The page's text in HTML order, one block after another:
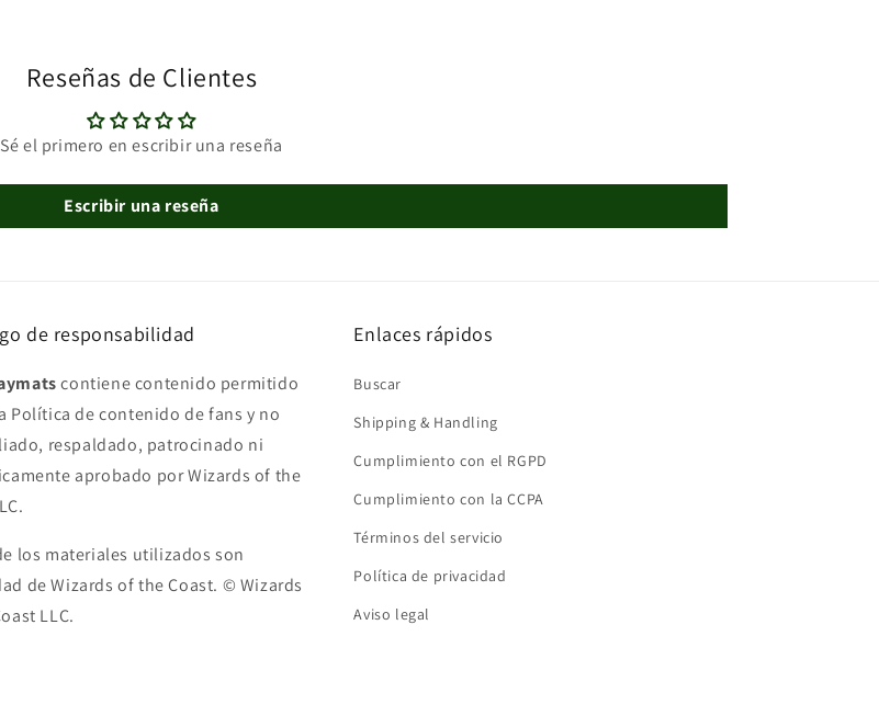
Reseñas de Clientes
Sé el primero en escribir una reseña
Escribir una reseña
de responsabilidad
contiene contenido permitido
Política de contenido de fans y no
respaldado, patrocinado ni
aprobado por Wizards of the
los materiales utilizados son
de Wizards of the Coast. © Wizards
LLC.
Enlaces rápidos
Buscar
Shipping & Handling
Cumplimiento con el RGPD
Cumplimiento con la CCPA
Términos del servicio
Política de privacidad
Aviso legal